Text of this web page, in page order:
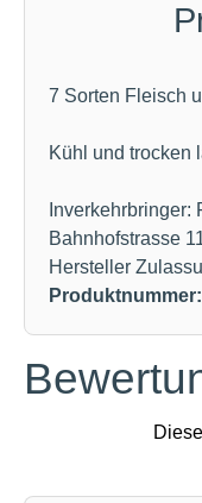
7 Sorten Fleisch
Kühl und trocken
Inverkehrbringer:
Bahnhofstrasse
Hersteller
Produktnummer: